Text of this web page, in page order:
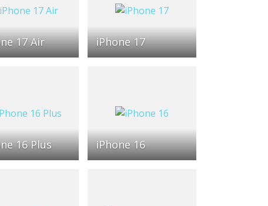
17 Air iPhone 17
16 Plus iPhone 16